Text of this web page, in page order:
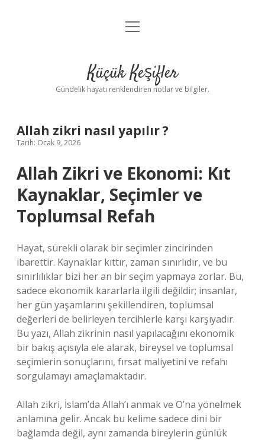
Anasayfa
Yasal Uyarı
menüyü
Küçük Keşifler
Gündelik hayatı renklendiren notlar ve bilgiler.
Allah zikri nasıl yapılır ?
Tarih: Ocak 9, 2026
Allah Zikri ve Ekonomi: Kıt
Kaynaklar, Seçimler ve
Toplumsal Refah
Hayat, sürekli olarak bir seçimler zincirinden
ibarettir. Kaynaklar kıttır, zaman sınırlıdır, ve bu
sınırlılıklar bizi her an bir seçim yapmaya zorlar. Bu,
sadece ekonomik kararlarla ilgili değildir; insanlar,
her gün yaşamlarını şekillendiren, toplumsal
değerleri de belirleyen tercihlerle karşı karşıyadır.
Bu yazı, Allah zikrinin nasıl yapılacağını ekonomik
bir bakış açısıyla ele alarak, bireysel ve toplumsal
seçimlerin sonuçlarını, fırsat maliyetini ve refahı
sorgulamayı amaçlamaktadır.
Allah zikri, İslam’da Allah’ı anmak ve O’na yönelmek
anlamına gelir. Ancak bu kelime sadece dini bir
bağlamda değil, aynı zamanda bireylerin günlük